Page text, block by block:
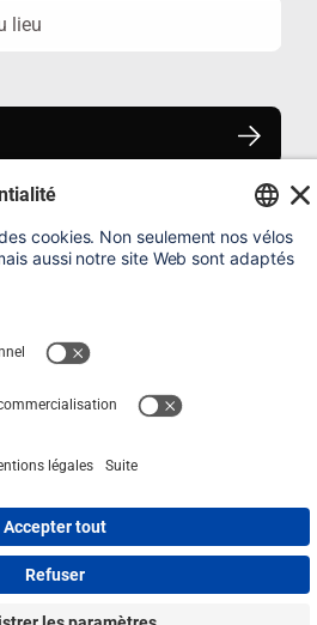
BROADWAY 45 km/h
LÉGALES